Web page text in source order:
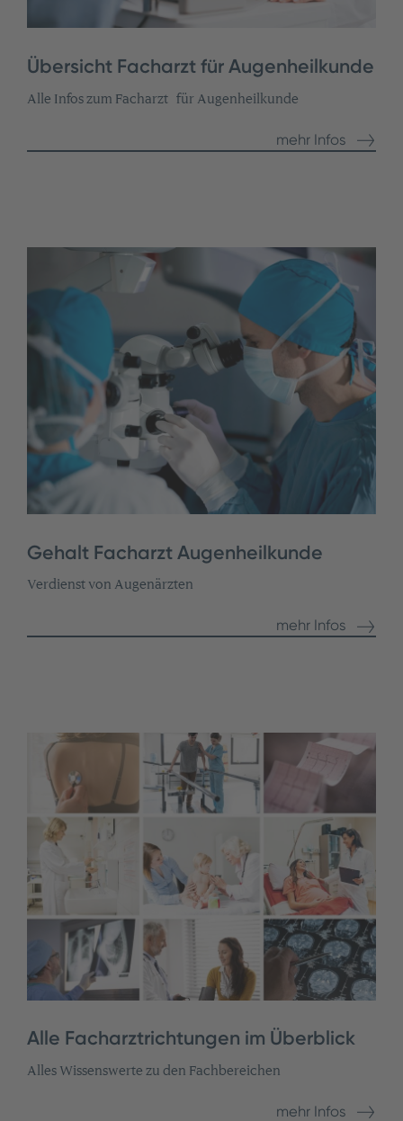
Übersicht Facharzt für Augenheilkunde
Alle Infos zum Facharzt für Augenheilkunde
mehr Infos
Gehalt Facharzt Augenheilkunde
Verdienst von Augenärzten
mehr Infos
Alle Facharztrichtungen im Überblick
Alles Wissenswerte zu den Fachbereichen
mehr Infos